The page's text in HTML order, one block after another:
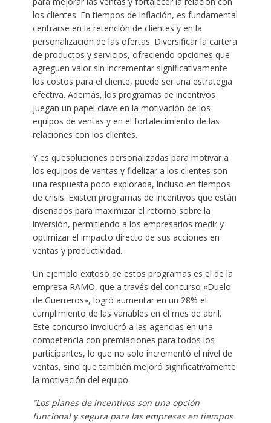
los clientes. En tiempos de inflación, es fundamental
centrarse en la retención de clientes y en la
personalización de las ofertas. Diversificar la cartera
de productos y servicios, ofreciendo opciones que
agreguen valor sin incrementar significativamente
los costos para el cliente, puede ser una estrategia
efectiva. Además, los programas de incentivos
juegan un papel clave en la motivación de los
equipos de ventas y en el fortalecimiento de las
relaciones con los clientes.
Y es quesoluciones personalizadas para motivar a
los equipos de ventas y fidelizar a los clientes son
una respuesta poco explorada, incluso en tiempos
de crisis. Existen programas de incentivos que están
diseñados para maximizar el retorno sobre la
inversión, permitiendo a los empresarios medir y
optimizar el impacto directo de sus acciones en
ventas y productividad.
Un ejemplo exitoso de estos programas es el de la
empresa RAMO, que a través del concurso «Duelo
de Guerreros», logró aumentar en un 28% el
cumplimiento de las variables en el mes de abril.
Este concurso involucró a las agencias en una
competencia con premiaciones para todos los
participantes, lo que no solo incrementó el nivel de
ventas, sino que también mejoró significativamente
la motivación del equipo.
“Los planes de incentivos son una opción
funcional y segura para las empresas en tiempos